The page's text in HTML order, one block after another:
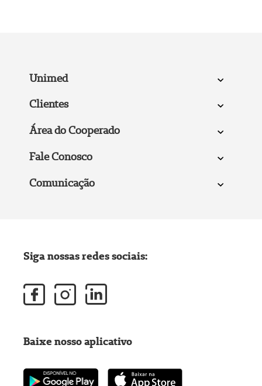
Unimed
Clientes
Área do Cooperado
Fale Conosco
Comunicação
Siga nossas redes sociais:
Baixe nosso aplicativo